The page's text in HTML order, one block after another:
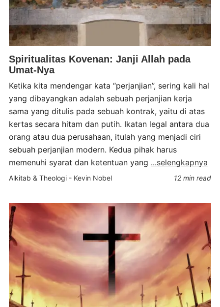
Spiritualitas Kovenan: Janji Allah pada
Umat-Nya
Ketika kita mendengar kata “perjanjian”, sering kali hal
yang dibayangkan adalah sebuah perjanjian kerja
sama yang ditulis pada sebuah kontrak, yaitu di atas
kertas secara hitam dan putih. Ikatan legal antara dua
orang atau dua perusahaan, itulah yang menjadi ciri
sebuah perjanjian modern. Kedua pihak harus
memenuhi syarat dan ketentuan yang ...selengkapnya
Alkitab & Theologi - Kevin Nobel 12 min read